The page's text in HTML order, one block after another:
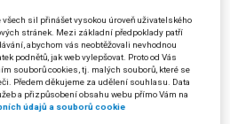
správce daně v přezkumném
2147/2010· Sp. zn.:8 Afs 44/2009 - 103
Sb.NSS· Autor: Nejvyšší správní soud -
· Strana:1051· Vztah k předpisu:
§55b; 280/2009 Sb.: §13;
sil přinášet vysokou úroveň uživatelského
stránek. Mezi základní předpoklady patří
abychom vás neobtěžovali nevhodnou
podnětů, jak web vylepšovat. Proto od Vás
souborů cookies, tj. malých souborů, které se
Předem děkujeme za udělení souhlasu. Data
a přizpůsobení obsahu webu přímo Vám na
údajů a souborů cookie